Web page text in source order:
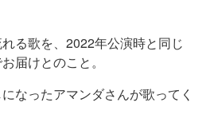
る歌を、2022年公演時と同じ
届けとのこと。
なったアマンダさんが歌ってく